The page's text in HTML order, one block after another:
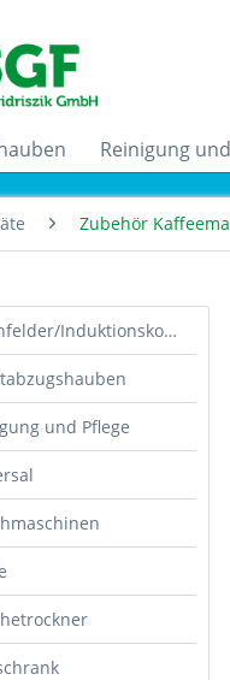
Reinigung
Zubehör
Ceranfelder/Induktionskochfelder
und Pflege